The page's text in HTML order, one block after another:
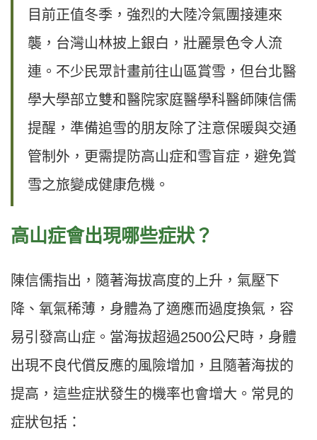
目前正值冬季，強烈的大陸冷氣團接連來
襲，台灣山林披上銀白，壯麗景色令人流
連。不少民眾計畫前往山區賞雪，但台北醫
學大學部立雙和醫院家庭醫學科醫師陳信儒
提醒，準備追雪的朋友除了注意保暖與交通
管制外，更需提防高山症和雪盲症，避免賞
雪之旅變成健康危機。
高山症會出現哪些症狀？
陳信儒指出，隨著海拔高度的上升，氣壓下
降、氧氣稀薄，身體為了適應而過度換氣，容
易引發高山症。當海拔超過2500公尺時，身體
出現不良代償反應的風險增加，且隨著海拔的
提高，這些症狀發生的機率也會增大。常見的
症狀包括：